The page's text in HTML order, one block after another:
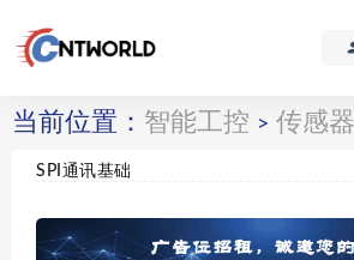
当前位置： 智能工控 > 传感器
SPI通讯基础